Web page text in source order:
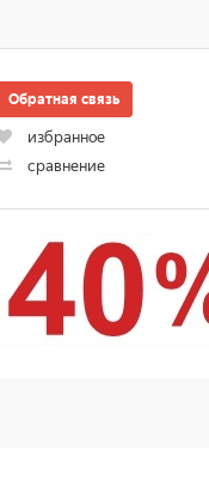
Обратная связь
избранное
сравнение